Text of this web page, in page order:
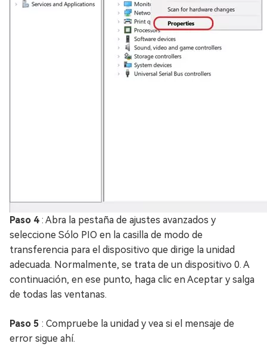
Paso 4 : Abra la pestaña de ajustes avanzados y
seleccione Sólo PIO en la casilla de modo de
transferencia para el dispositivo que dirige la unidad
adecuada. Normalmente, se trata de un dispositivo 0. A
continuación, en ese punto, haga clic en Aceptar y salga
de todas las ventanas.
Paso 5 : Compruebe la unidad y vea si el mensaje de
error sigue ahí.